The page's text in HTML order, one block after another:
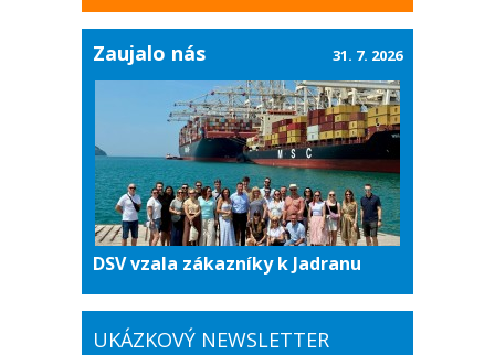
Zaujalo nás
DSV vzala zákazníky k Jadranu
31. 7. 2026
UKÁZKOVÝ NEWSLETTER